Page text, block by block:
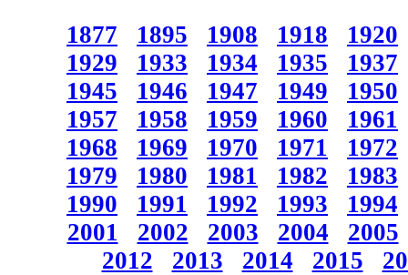
1877 1895 1908 1918
1920
1929
1933 1934 1935
1937
1945
1946 1947 1949
1950
1957
1958 1959 1960
1961
1968
1969 1970 1971
1972
1979
1980 1981 1982
1983
1990
1991 1992 1993
1994
2001
2002 2003 2004
2005
2012
2013 2014 2015